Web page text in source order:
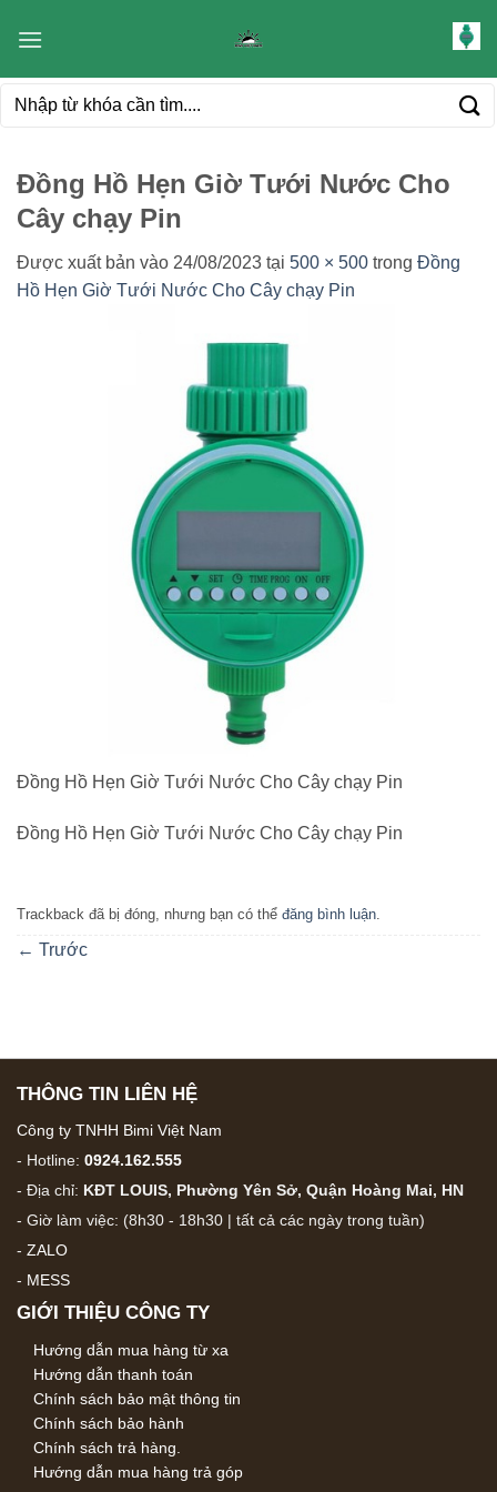
qua
dung
Tìm
Đồng Hồ Hẹn Giờ Tưới Nước Cho
Cây chạy Pin
Được xuất bản vào 24/08/2023 tại 500 × 500 trong Đồng
Hồ Hẹn Giờ Tưới Nước Cho Cây chạy Pin
Đồng Hồ Hẹn Giờ Tưới Nước Cho Cây chạy Pin
Đồng Hồ Hẹn Giờ Tưới Nước Cho Cây chạy Pin
Trackback đã bị đóng, nhưng bạn có thể đăng bình luận.
← Trước
THÔNG TIN LIÊN HỆ
Công ty TNHH Bimi Việt Nam
- Hotline: 0924.162.555
- Địa chỉ: KĐT LOUIS, Phường Yên Sở, Quận Hoàng Mai, HN
- Giờ làm việc: (8h30 - 18h30 | tất cả các ngày trong tuần)
- ZALO
- MESS
GIỚI THIỆU CÔNG TY
Hướng dẫn mua hàng từ xa
Hướng dẫn thanh toán
Chính sách bảo mật thông tin
Chính sách bảo hành
Chính sách trả hàng.
Hướng dẫn mua hàng trả góp